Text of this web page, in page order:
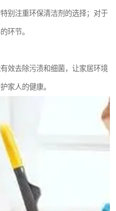
别注重环保清洁剂的选择；对于
环节。
效去除污渍和细菌，让家居环境
家人的健康。